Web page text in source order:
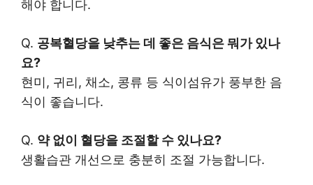
해야 합니다.
Q. 공복혈당을 낮추는 데 좋은 음식은 뭐가 있나
요?
현미, 귀리, 채소, 콩류 등 식이섬유가 풍부한 음
식이 좋습니다.
Q. 약 없이 혈당을 조절할 수 있나요?
생활습관 개선으로 충분히 조절 가능합니다.